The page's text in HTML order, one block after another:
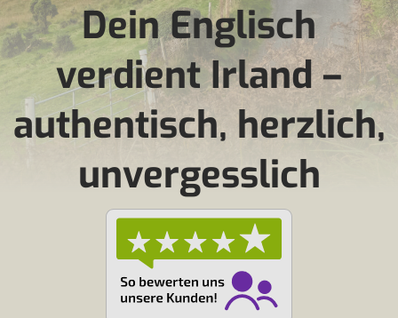
Dein Englisch
verdient Irland –
authentisch, herzlich,
unvergesslich